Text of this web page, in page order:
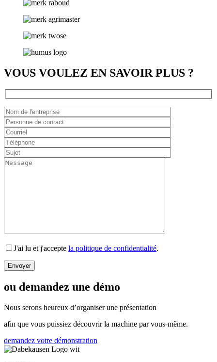
VOUS VOULEZ EN SAVOIR PLUS ?
J'ai lu et j'accepte la politique de confidentialité.
ou demandez une démo
Nous serons heureux d’organiser une présentation
afin que vous puissiez découvrir la machine par vous-même.
demandez votre démonstration